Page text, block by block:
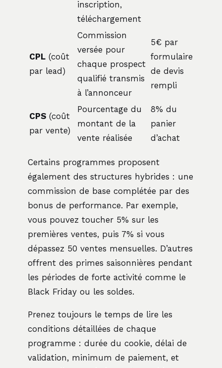
inscription,
téléchargement
CPL (coût
par lead)
Commission
versée pour
chaque prospect
qualifié transmis
à l’annonceur
5€ par
formulaire
de devis
rempli
CPS (coût
par vente)
Pourcentage du
montant de la
vente réalisée
8% du
panier
d’achat
Certains programmes proposent
également des structures hybrides : une
commission de base complétée par des
bonus de performance. Par exemple,
vous pouvez toucher 5% sur les
premières ventes, puis 7% si vous
dépassez 50 ventes mensuelles. D’autres
offrent des primes saisonnières pendant
les périodes de forte activité comme le
Black Friday ou les soldes.
Prenez toujours le temps de lire les
conditions détaillées de chaque
programme : durée du cookie, délai de
validation, minimum de paiement, et